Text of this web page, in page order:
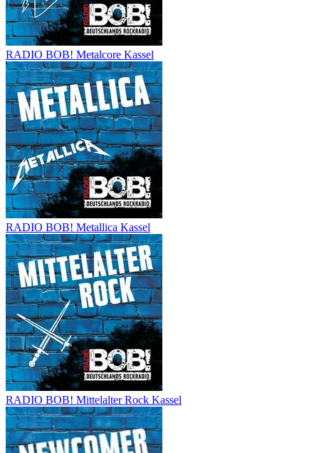
RADIO BOB! Metalcore Kassel
RADIO BOB! Metallica Kassel
RADIO BOB! Mittelalter Rock Kassel